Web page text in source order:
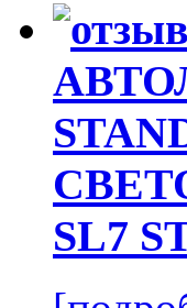
SL7